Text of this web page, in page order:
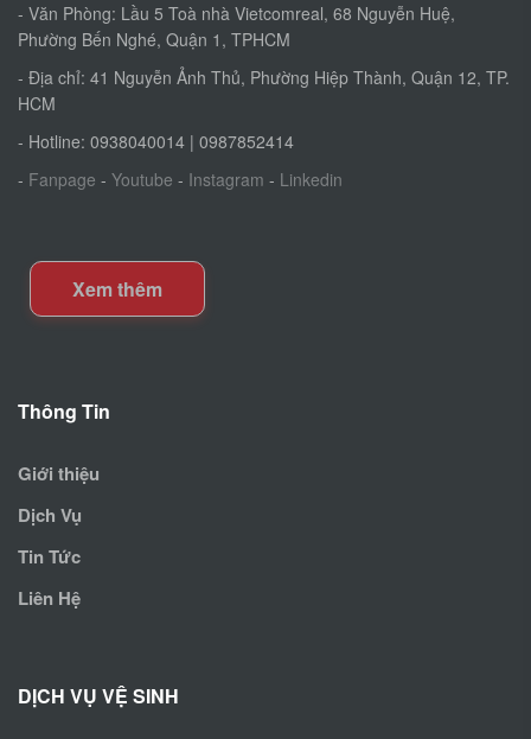
- Văn Phòng: Lầu 5 Toà nhà Vietcomreal, 68 Nguyễn Huệ,
Phường Bến Nghé, Quận 1, TPHCM
- Địa chỉ: 41 Nguyễn Ảnh Thủ, Phường Hiệp Thành, Quận 12, TP.
HCM
- Hotline: 0938040014 | 0987852414
- Fanpage - Youtube - Instagram - Linkedin
Xem thêm
Thông Tin
Giới thiệu
Dịch Vụ
Tin Tức
Liên Hệ
DỊCH VỤ VỆ SINH